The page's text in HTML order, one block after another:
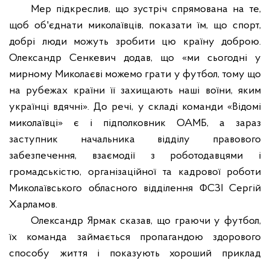
Мер підкреслив, що зустріч спрямована на те,
щоб об'єднати миколаївців, показати їм, що спорт,
добрі люди можуть зробити цю країну доброю.
Олександр Сенкевич додав, що «ми сьогодні у
мирному Миколаєві можемо грати у футбол, тому що
на рубежах країни її захищають наші воїни, яким
українці вдячні». До речі, у складі команди «Відомі
миколаївці» є і підполковник ОАМБ, а зараз
заступник начальника відділу правового
забезпечення, взаємодії з роботодавцями і
громадськістю, організаційної та кадрової роботи
Миколаївського обласного відділення ФСЗІ Сергій
Харламов.
Олександр Ярмак сказав, що граючи у футбол,
їх команда займається пропагандою здорового
способу життя і показують хороший приклад